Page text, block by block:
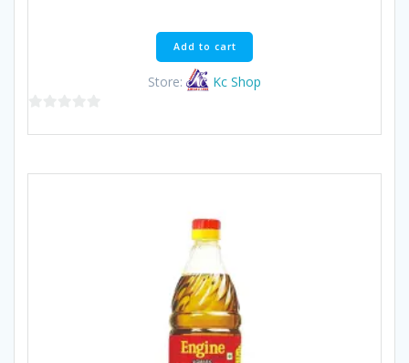
฿100.00.
Add to cart
Store: Kc Shop